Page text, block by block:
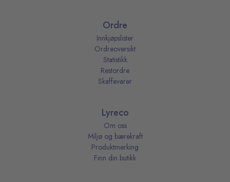
Ordre
Innkjøpslister
Ordreoversikt
Statistikk
Restordre
Skaffevarer
Lyreco
Om oss
Miljø og bærekraft
Produktmerking
Finn din butikk